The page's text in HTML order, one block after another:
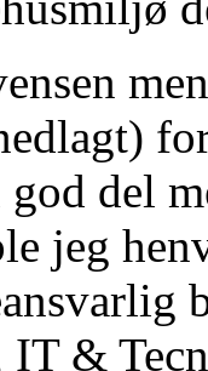
del
jeg
IT &